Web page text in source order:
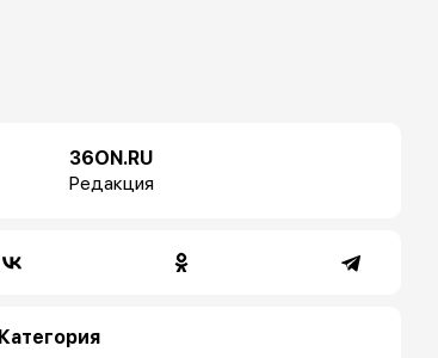
36ON.RU
Редакция
Категория